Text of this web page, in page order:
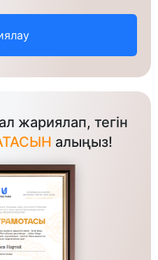
жариялап, тегін
алыңыз!